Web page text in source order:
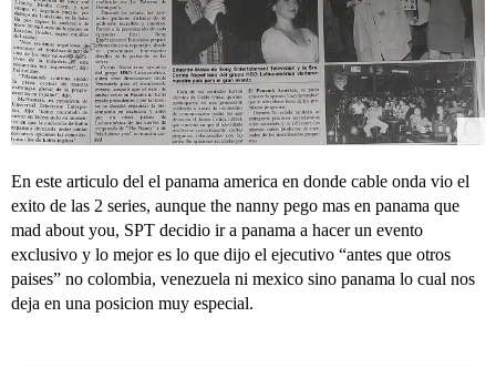
En este articulo del el panama america en donde cable onda vio el
exito de las 2 series, aunque the nanny pego mas en panama que
mad about you, SPT decidio ir a panama a hacer un evento
exclusivo y lo mejor es lo que dijo el ejecutivo “antes que otros
paises” no colombia, venezuela ni mexico sino panama lo cual nos
deja en una posicion muy especial.